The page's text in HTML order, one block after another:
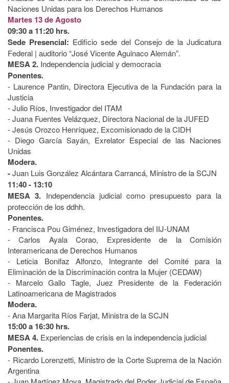
Naciones Unidas para los Derechos Humanos
Martes 13 de Agosto
09:30 a 11:20 hrs.
Sede Presencial: Edificio sede del Consejo de la Judicatura
Federal | auditorio “José Vicente Aguinaco Alemán”.
MESA 2. Independencia judicial y democracia
Ponentes.
- Laurence Pantin, Directora Ejecutiva de la Fundación para la
Justicia
- Julio Ríos, Investigador del ITAM
- Juana Fuentes Velázquez, Directora Nacional de la JUFED
- Jesús Orozco Henríquez, Excomisionado de la CIDH
- Diego García Sayán, Exrelator Especial de las Naciones
Unidas
Modera.
-Juan Luis González Alcántara Carrancá, Ministro de la SCJN
11:40 - 13:10
MESA 3. Independencia judicial como presupuesto para la
protección de los ddhh.
Ponentes.
- Francisca Pou Giménez, Investigadora del IIJ-UNAM
- Carlos Ayala Corao, Expresidente de la Comisión
Interamericana de Derechos Humanos
- Leticia Bonifaz Alfonzo, Integrante del Comité para la
Eliminación de la Discriminación contra la Mujer (CEDAW)
- Marcelo Gallo Tagle, Juez Presidente de la Federación
Latinoamericana de Magistrados
Modera.
- Ana Margarita Ríos Farjat, Ministra de la SCJN
15:00 a 16:30 hrs.
MESA 4. Experiencias de crisis en la independencia judicial
Ponentes.
- Ricardo Lorenzetti, Ministro de la Corte Suprema de la Nación
Argentina